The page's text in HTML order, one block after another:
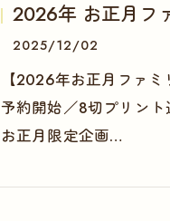
2026年 お正月フ
2025/12/02
【2026年お正月ファ
予約開始／8切プリン
お正月限定企画…